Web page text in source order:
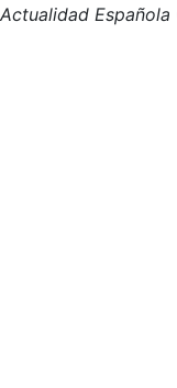
Actualidad Española